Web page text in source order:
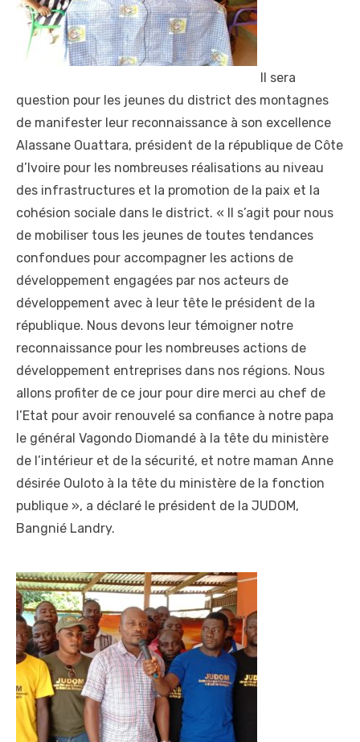
Il sera
question pour les jeunes du district des montagnes
de manifester leur reconnaissance à son excellence
Alassane Ouattara, président de la république de Côte
d’Ivoire pour les nombreuses réalisations au niveau
des infrastructures et la promotion de la paix et la
cohésion sociale dans le district. « Il s’agit pour nous
de mobiliser tous les jeunes de toutes tendances
confondues pour accompagner les actions de
développement engagées par nos acteurs de
développement avec à leur tête le président de la
république. Nous devons leur témoigner notre
reconnaissance pour les nombreuses actions de
développement entreprises dans nos régions. Nous
allons profiter de ce jour pour dire merci au chef de
l’Etat pour avoir renouvelé sa confiance à notre papa
le général Vagondo Diomandé à la tête du ministère
de l’intérieur et de la sécurité, et notre maman Anne
désirée Ouloto à la tête du ministère de la fonction
publique », a déclaré le président de la JUDOM,
Bangnié Landry.